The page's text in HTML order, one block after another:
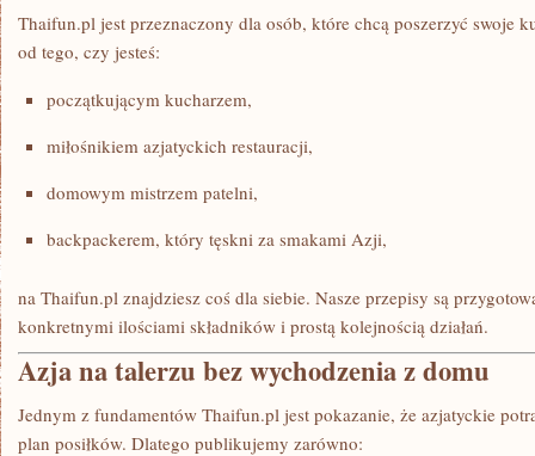
Thaifun.pl jest przeznaczony dla osób, które chcą poszerzyć swoje
od tego, czy jesteś:
początkującym kucharzem,
miłośnikiem azjatyckich restauracji,
domowym mistrzem patelni,
backpackerem, który tęskni za smakami Azji,
na Thaifun.pl znajdziesz coś dla siebie. Nasze przepisy są
konkretnymi ilościami składników i prostą kolejnością działań.
Azja na talerzu bez wychodzenia z domu
Jednym z fundamentów Thaifun.pl jest pokazanie, że azjatyckie
plan posiłków. Dlatego publikujemy zarówno: